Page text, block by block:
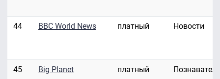
44 BBC World News платный Новости
45 Big Planet платный